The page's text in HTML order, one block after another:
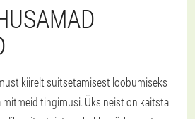
kiirelt suitsetamisest loobumiseks
mitmeid tingimusi. Üks neist on kaitsta